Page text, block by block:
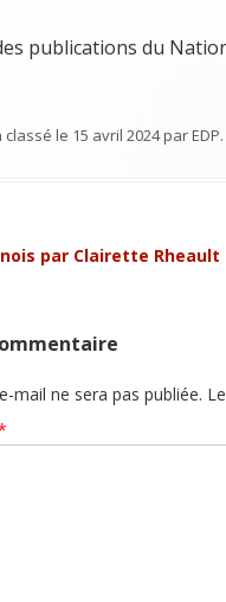
publications du
classé le 15 avril 2024parEDP.
par Clairette Rheault
mail ne sera pas publiée.